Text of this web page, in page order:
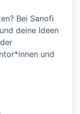
Bei Sanofi
deine Ideen
und